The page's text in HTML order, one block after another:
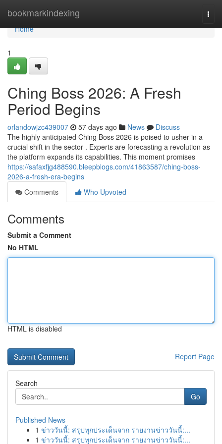
bookmarkindexing
Home
Home
1
Ching Boss 2026: A Fresh
Period Begins
orlandowjzc439007 57 days ago News
Discuss
The highly anticipated Ching Boss 2026 is poised to usher in a
crucial shift in the sector . Experts are forecasting a revolution as
the platform expands its capabilities. This moment promises
https://safaxfjg488590.bleepblogs.com/41863587/ching-boss-
2026-a-fresh-era-begins
Comments
Who Upvoted
Comments
Submit a Comment
No HTML
HTML is disabled
Report Page
Search
Go
Published News
1 ข่าววันนี้: สรุปทุกประเด็นจาก รายงานข่าววันนี้:...
1 ข่าววันนี้: สรุปทุกประเด็นจาก รายงานข่าววันนี้:...